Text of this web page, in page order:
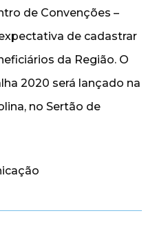
de Convenções –
de cadastrar
da Região. O
2020 será lançado na
no Sertão de